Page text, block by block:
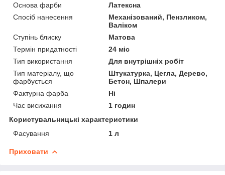
Основа фарби
Латексна
Спосіб нанесення
Механізований, Пензликом,
Валіком
Ступінь блиску
Матова
Термін придатності
24 міс
Тип використання
Для внутрішніх робіт
Тип матеріалу, що
фарбується
Штукатурка, Цегла, Дерево,
Бетон, Шпалери
Фактурна фарба
Ні
Час висихання
1 годин
Користувальницькі характеристики
Фасування
1 л
Приховати